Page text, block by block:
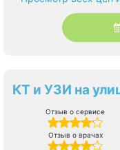
КТ и УЗИ на
Отзыв о сервисе
Отзыв о врачах